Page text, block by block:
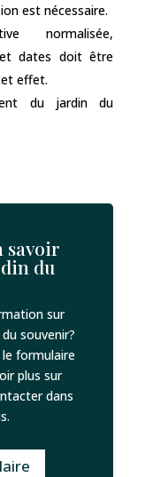
est nécessaire.
normalisée,
dates doit être
effet.
du jardin du
savoir
du
sur
souvenir?
formulaire
plus sur
dans